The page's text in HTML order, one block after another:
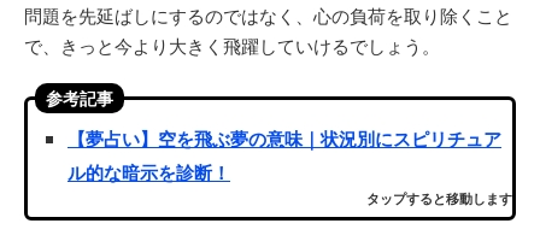
問題を先延ばしにするのではなく、心の負荷を取り除くこと
で、きっと今より大きく飛躍していけるでしょう。
参考記事
【夢占い】空を飛ぶ夢の意味｜状況別にスピリチュア
ル的な暗示を診断！
タップすると移動します